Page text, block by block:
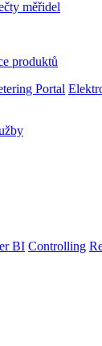
měřidel
produktů
Portal
BI Controlling